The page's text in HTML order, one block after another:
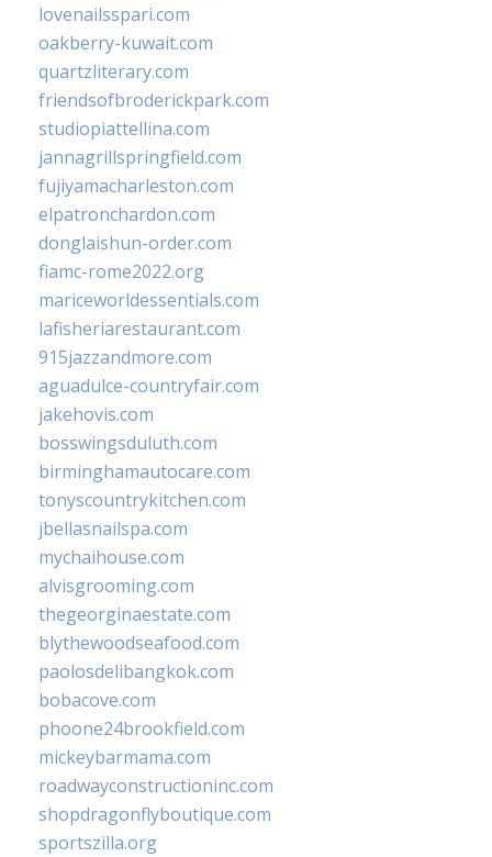
lovenailsspari.com
oakberry-kuwait.com
quartzliterary.com
friendsofbroderickpark.com
studiopiattellina.com
jannagrillspringfield.com
fujiyamacharleston.com
elpatronchardon.com
donglaishun-order.com
fiamc-rome2022.org
mariceworldessentials.com
lafisheriarestaurant.com
915jazzandmore.com
aguadulce-countryfair.com
jakehovis.com
bosswingsduluth.com
birminghamautocare.com
tonyscountrykitchen.com
jbellasnailspa.com
mychaihouse.com
alvisgrooming.com
thegeorginaestate.com
blythewoodseafood.com
paolosdelibangkok.com
bobacove.com
phoone24brookfield.com
mickeybarmama.com
roadwayconstructioninc.com
shopdragonflyboutique.com
sportszilla.org